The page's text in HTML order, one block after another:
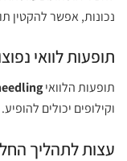
נכונות, אפשר להקטין
תופעות לוואי
תופעות הלוואי
וקילופים יכולים להופיע.
עצות לתהליך